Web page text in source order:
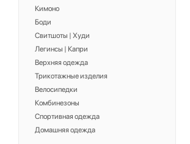
Кимоно
Боди
Свитшоты | Худи
Легинсы | Капри
Верхняя одежда
Трикотажные изделия
Велосипедки
Комбинезоны
Спортивная одежда
Домашняя одежда